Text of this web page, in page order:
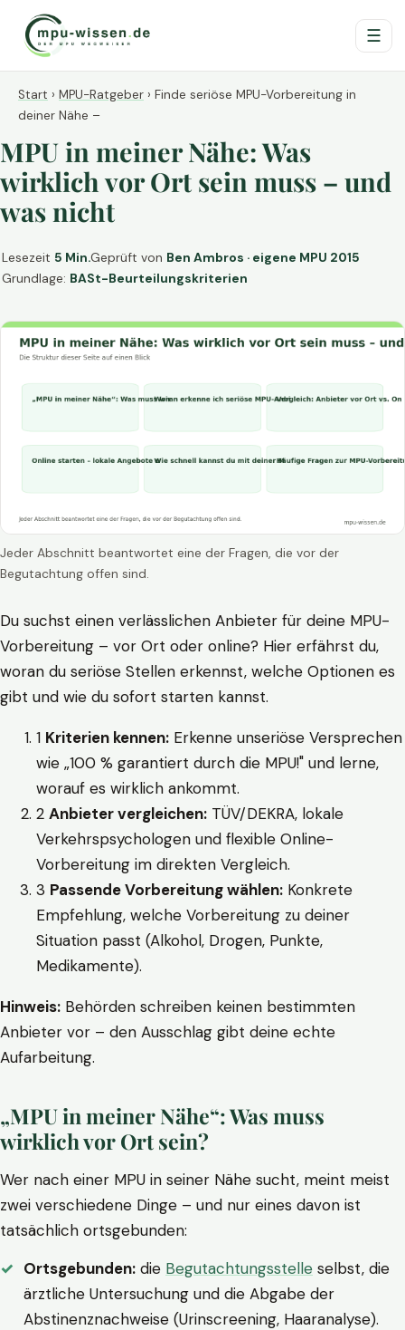
☰
Start › MPU-Ratgeber › Finde seriöse MPU-Vorbereitung in
deiner Nähe –
MPU in meiner Nähe: Was
wirklich vor Ort sein muss – und
was nicht
Lesezeit 5 Min.Geprüft von Ben Ambros · eigene MPU 2015
Grundlage: BASt-Beurteilungskriterien
Jeder Abschnitt beantwortet eine der Fragen, die vor der
Begutachtung offen sind.
Du suchst einen verlässlichen Anbieter für deine MPU-
Vorbereitung – vor Ort oder online? Hier erfährst du,
woran du seriöse Stellen erkennst, welche Optionen es
gibt und wie du sofort starten kannst.
1 Kriterien kennen: Erkenne unseriöse Versprechen
wie „100 % garantiert durch die MPU!" und lerne,
worauf es wirklich ankommt.
2 Anbieter vergleichen: TÜV/DEKRA, lokale
Verkehrspsychologen und flexible Online-
Vorbereitung im direkten Vergleich.
3 Passende Vorbereitung wählen: Konkrete
Empfehlung, welche Vorbereitung zu deiner
Situation passt (Alkohol, Drogen, Punkte,
Medikamente).
Hinweis: Behörden schreiben keinen bestimmten
Anbieter vor – den Ausschlag gibt deine echte
Aufarbeitung.
„MPU in meiner Nähe“: Was muss
wirklich vor Ort sein?
Wer nach einer MPU in seiner Nähe sucht, meint meist
zwei verschiedene Dinge – und nur eines davon ist
tatsächlich ortsgebunden:
Ortsgebunden: die Begutachtungsstelle selbst, die
ärztliche Untersuchung und die Abgabe der
Abstinenznachweise (Urinscreening, Haaranalyse).